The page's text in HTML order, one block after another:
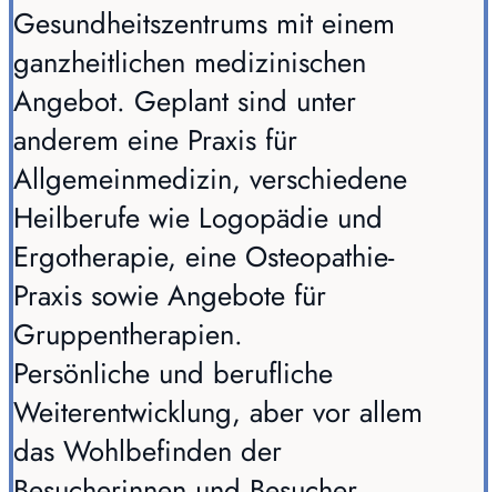
Gesundheitszentrums mit einem
ganzheitlichen medizinischen
Angebot. Geplant sind unter
anderem eine Praxis für
Allgemeinmedizin, verschiedene
Heilberufe wie Logopädie und
Ergotherapie, eine Osteopathie-
Praxis sowie Angebote für
Gruppentherapien.
Persönliche und berufliche
Weiterentwicklung, aber vor allem
das Wohlbefinden der